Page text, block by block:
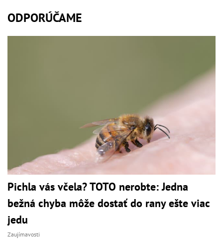
ODPORÚČAME
Pichla vás včela? TOTO nerobte: Jedna
bežná chyba môže dostať do rany ešte viac
jedu
Zaujímavosti